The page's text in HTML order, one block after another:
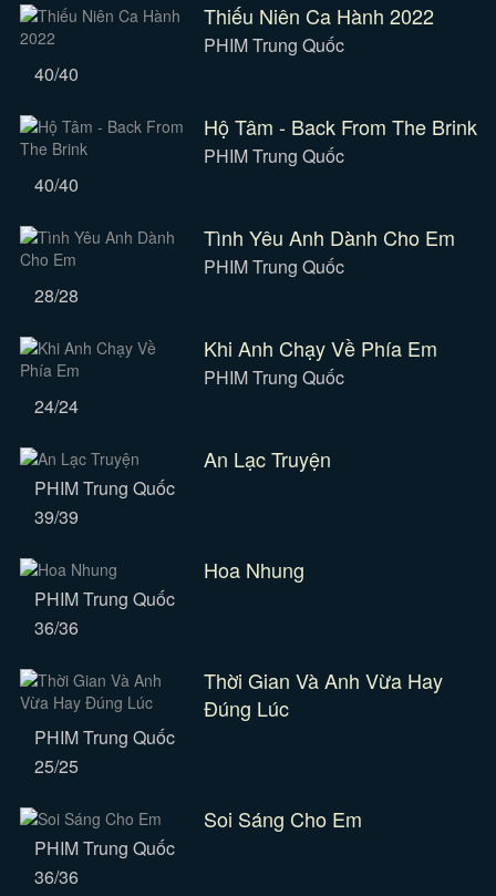
Thiếu Niên Ca Hành 2022
PHIM Trung Quốc
40/40
Hộ Tâm - Back From The Brink
PHIM Trung Quốc
40/40
Tình Yêu Anh Dành Cho Em
PHIM Trung Quốc
28/28
Khi Anh Chạy Về Phía Em
PHIM Trung Quốc
24/24
An Lạc Truyện
PHIM Trung Quốc
39/39
Hoa Nhung
PHIM Trung Quốc
36/36
Thời Gian Và Anh Vừa Hay
Đúng Lúc
PHIM Trung Quốc
25/25
Soi Sáng Cho Em
PHIM Trung Quốc
36/36